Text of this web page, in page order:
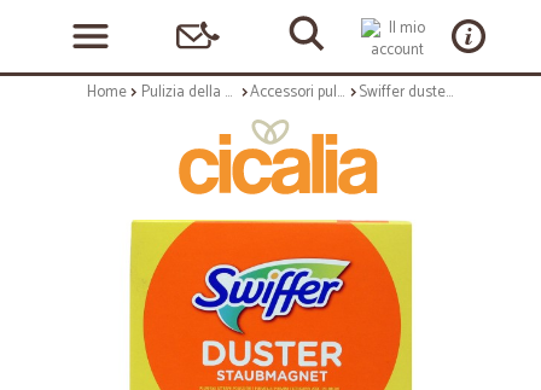
Home Pulizia della casa Accessori pulizia Swiffer duster piumini ric x 5 piumini